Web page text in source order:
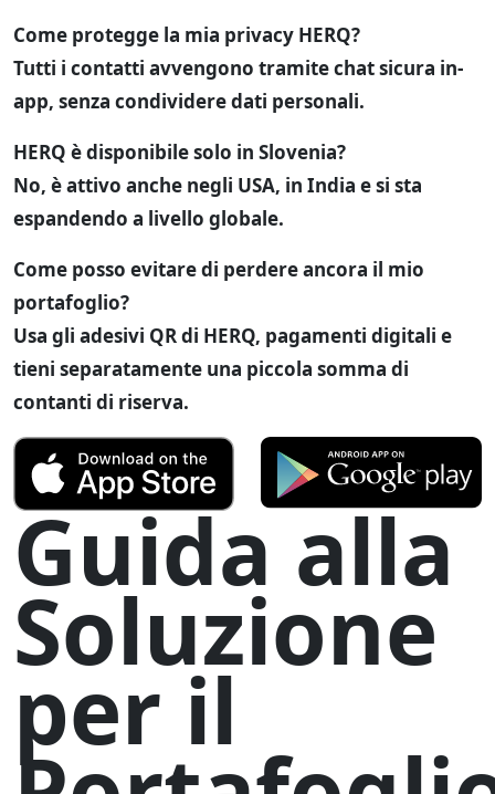
Come protegge la mia privacy HERQ?
Tutti i contatti avvengono tramite chat sicura in-
app, senza condividere dati personali.
HERQ è disponibile solo in Slovenia?
No, è attivo anche negli USA, in India e si sta
espandendo a livello globale.
Come posso evitare di perdere ancora il mio
portafoglio?
Usa gli adesivi QR di HERQ, pagamenti digitali e
tieni separatamente una piccola somma di
contanti di riserva.
Guida alla
Soluzione
per il